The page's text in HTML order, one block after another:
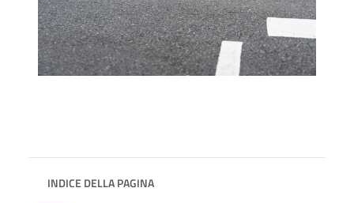
INDICE DELLA PAGINA